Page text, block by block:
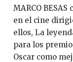
MARCO
en el cine
ellos, La
para los
Oscar como